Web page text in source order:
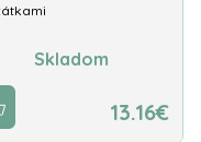
Skladom
13.16€